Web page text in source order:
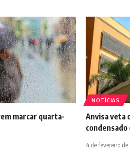
marcar quarta-
NOTÍCIAS
Anvisa veta
4 de fevereiro de